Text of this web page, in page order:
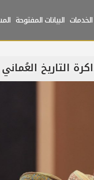
الخدمات البيانات المفتوحة
التاريخ العُماني